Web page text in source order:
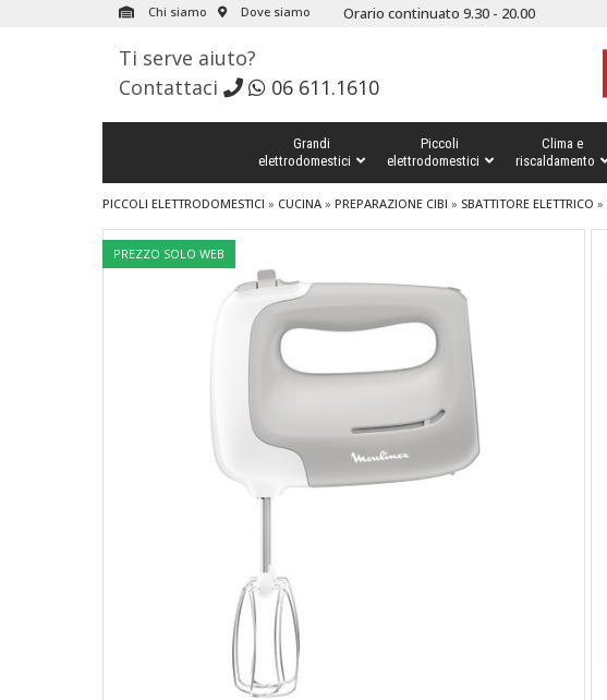
Chi siamo Dove siamo Orario continuato 9.30 - 20.00
Ti serve aiuto?
Contattaci
06 611.1610
Grandi
elettrodomestici
Piccoli
elettrodomestici
Clima e
riscaldamento
PICCOLI ELETTRODOMESTICI » CUCINA» PREPARAZIONE CIBI » SBATTITORE ELETTRICO »
PREZZO SOLO WEB